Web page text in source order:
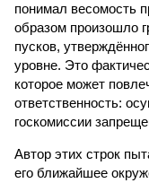
понимал весомость
образом произошло
пусков,
уровне. Это
которое может
ответственность:
госкомиссии
Автор этих строк
его ближайшее